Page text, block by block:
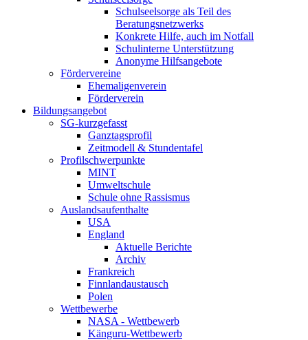
Schulseelsorge als Teil des
Beratungsnetzwerks
Konkrete Hilfe, auch im Notfall
Schulinterne Unterstützung
Anonyme Hilfsangebote
Fördervereine
Ehemaligenverein
Förderverein
Bildungsangebot
SG-kurzgefasst
Ganztagsprofil
Zeitmodell & Stundentafel
Profilschwerpunkte
MINT
Umweltschule
Schule ohne Rassismus
Auslandsaufenthalte
USA
England
Aktuelle Berichte
Archiv
Frankreich
Finnlandaustausch
Polen
Wettbewerbe
NASA - Wettbewerb
Känguru-Wettbewerb